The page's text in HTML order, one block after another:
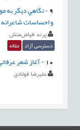
9
-نگاهي ديگر به
و احساسات شاعرانه
پرند فیاض‌منش
دسترسی آزاد مقاله
10
-آغاز شعر
علیرضا فولادی